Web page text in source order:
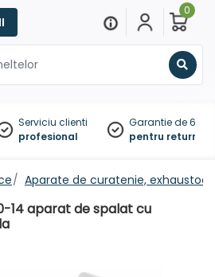
0
Serviciu clienti
profesional
Garantie de 60
pentru
Aparate de curatenie,
14 aparat de spalat cu